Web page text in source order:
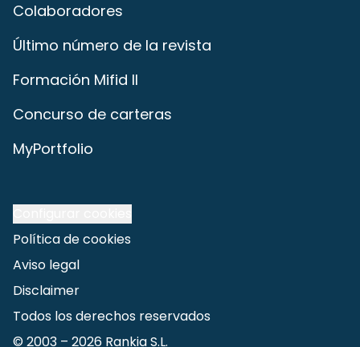
Colaboradores
Último número de la revista
Formación Mifid II
Concurso de carteras
MyPortfolio
Política de cookies
Aviso legal
Disclaimer
Todos los derechos reservados
© 2003 – 2026 Rankia S.L.